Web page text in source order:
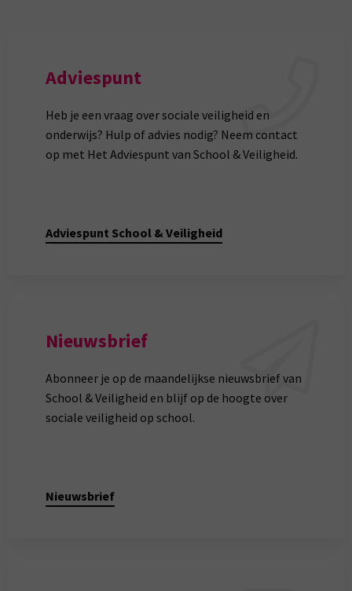
Adviespunt
Heb je een vraag over sociale veiligheid en
onderwijs? Hulp of advies nodig? Neem contact
op met Het Adviespunt van School & Veiligheid.
Adviespunt School & Veiligheid
Nieuwsbrief
Abonneer je op de maandelijkse nieuwsbrief van
School & Veiligheid en blijf op de hoogte over
sociale veiligheid op school.
Nieuwsbrief